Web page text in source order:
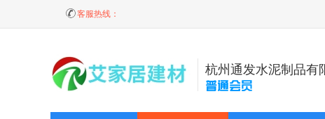
客服热线：
杭州通发水泥制品有